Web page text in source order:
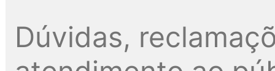
Dúvidas,